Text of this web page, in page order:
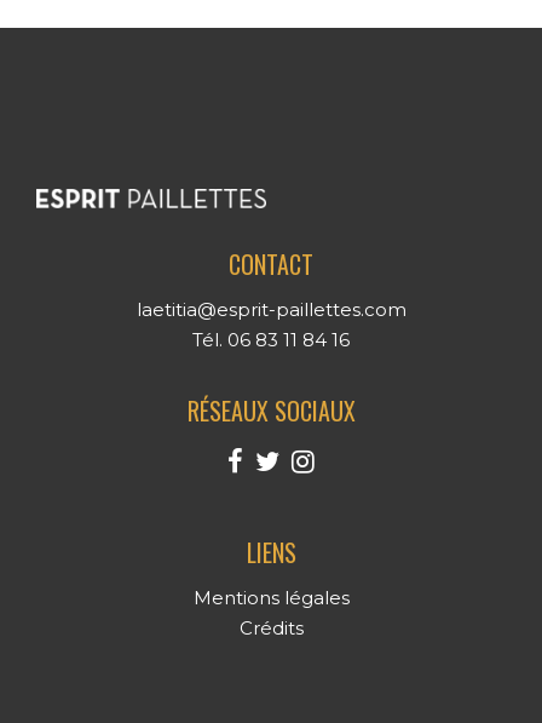
CONTACT
laetitia@esprit-paillettes.com
Tél. 06 83 11 84 16
RÉSEAUX SOCIAUX
LIENS
Mentions légales
Crédits